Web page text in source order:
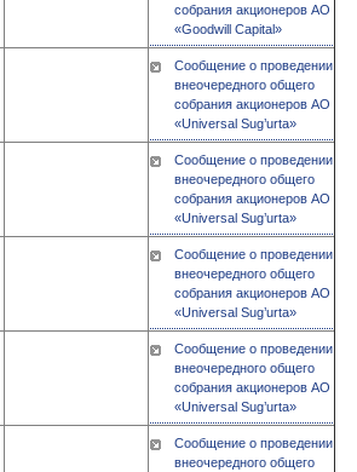
собрания акционеров АО
«Goodwill Capital»
Сообщение о проведении
внеочередного общего
собрания акционеров АО
«Universal Sug’urta»
Сообщение о проведении
внеочередного общего
собрания акционеров АО
«Universal Sug’urta»
Сообщение о проведении
внеочередного общего
собрания акционеров АО
«Universal Sug’urta»
Сообщение о проведении
внеочередного общего
собрания акционеров АО
«Universal Sug’urta»
Сообщение о проведении
внеочередного общего